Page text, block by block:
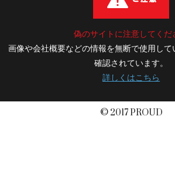
偽のサイトに注意してくだ
画像や会社概要などの情報を無断で使用し
確認されています。
詳しくはこちら
© 2017 PROUD